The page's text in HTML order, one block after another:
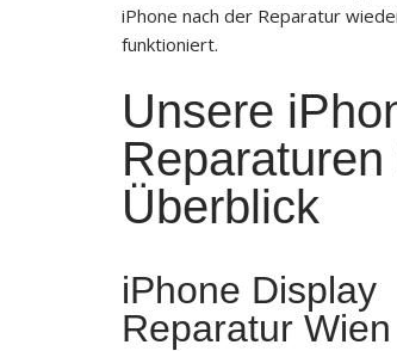
iPhone nach der Reparatur
funktioniert.
Unsere
Reparaturen
Überblick
iPhone Display
Reparatur Wien